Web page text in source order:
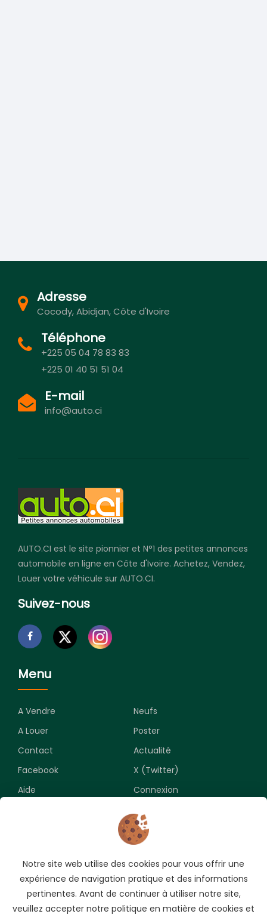
Adresse
Cocody, Abidjan, Côte d'Ivoire
Téléphone
+225 05 04 78 83 83
+225 01 40 51 51 04
E-mail
info@auto.ci
AUTO.CI est le site pionnier et N°1 des petites annonces
automobile en ligne en Côte d'Ivoire. Achetez, Vendez,
Louer votre véhicule sur AUTO.CI.
Suivez-nous
Menu
A Vendre
Neufs
A Louer
Poster
Contact
Actualité
Facebook
X (Twitter)
Aide
Connexion
Souscrivez pour recevoir les meilleures opportunités.
Notre site web utilise des cookies pour vous offrir une
expérience de navigation pratique et des informations
pertinentes. Avant de continuer à utiliser notre site,
veuillez accepter notre politique en matière de cookies et